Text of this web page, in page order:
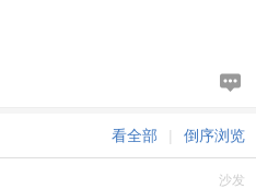
看全部 | 倒序浏览
沙发